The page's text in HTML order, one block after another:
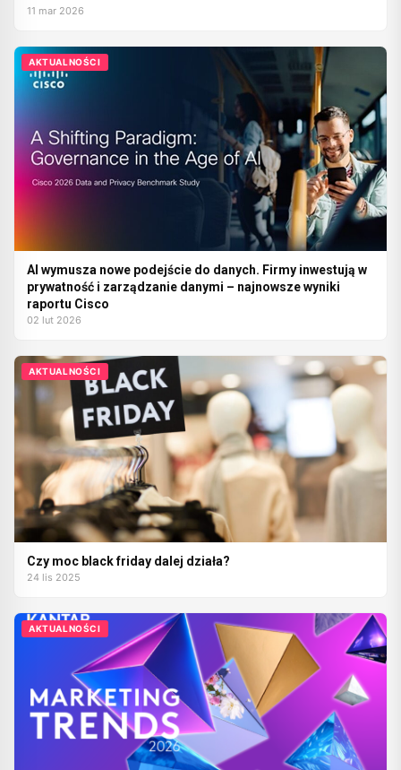
11 mar 2026
AKTUALNOŚCI
AI wymusza nowe podejście do danych. Firmy inwestują w
prywatność i zarządzanie danymi – najnowsze wyniki
raportu Cisco
02 lut 2026
AKTUALNOŚCI
Czy moc black friday dalej działa?
24 lis 2025
AKTUALNOŚCI